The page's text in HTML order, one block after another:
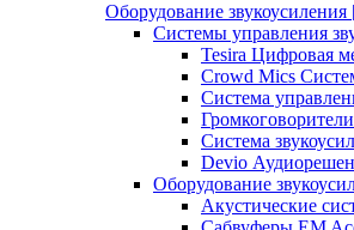
Оборудование звукоусиления
Системы управления
Tesira Цифровая
Crowd Mics
Система
Система
Devio
Оборудование
Акустические